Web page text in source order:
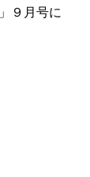
」９月号に